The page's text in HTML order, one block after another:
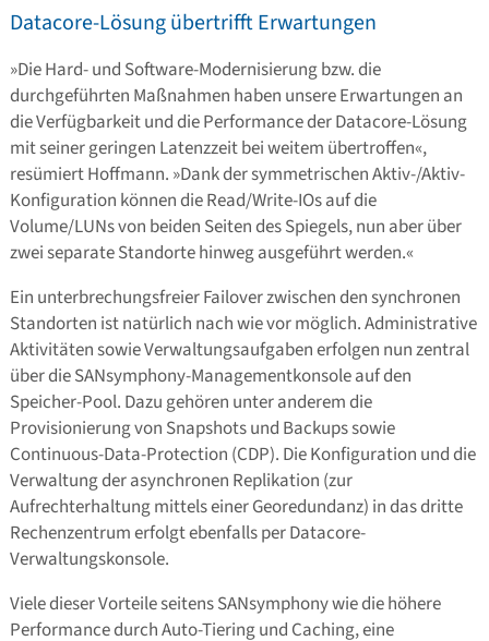
Datacore-Lösung übertrifft Erwartungen
»Die Hard- und Software-Modernisierung bzw. die
durchgeführten Maßnahmen haben unsere Erwartungen an
die Verfügbarkeit und die Performance der Datacore-Lösung
mit seiner geringen Latenzzeit bei weitem übertroffen«,
resümiert Hoffmann. »Dank der symmetrischen Aktiv-/Aktiv-
Konfiguration können die Read/Write-IOs auf die
Volume/LUNs von beiden Seiten des Spiegels, nun aber über
zwei separate Standorte hinweg ausgeführt werden.«
Ein unterbrechungsfreier Failover zwischen den synchronen
Standorten ist natürlich nach wie vor möglich. Administrative
Aktivitäten sowie Verwaltungsaufgaben erfolgen nun zentral
über die SANsymphony-Managementkonsole auf den
Speicher-Pool. Dazu gehören unter anderem die
Provisionierung von Snapshots und Backups sowie
Continuous-Data-Protection (CDP). Die Konfiguration und die
Verwaltung der asynchronen Replikation (zur
Aufrechterhaltung mittels einer Georedundanz) in das dritte
Rechenzentrum erfolgt ebenfalls per Datacore-
Verwaltungskonsole.
Viele dieser Vorteile seitens SANsymphony wie die höhere
Performance durch Auto-Tiering und Caching, eine